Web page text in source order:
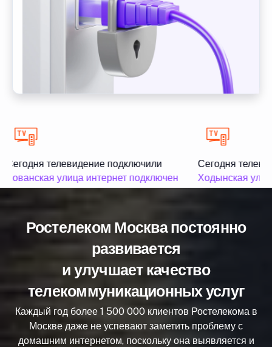
Сегодня телевидение подключили
Хованская улица интернет подключен
Сегодня
Ходынская
Ростелеком Москва постоянно
развивается
и улучшает качество
телекоммуникационных услуг
Каждый год более 1 500 000 клиентов Ростелекома в
Москве даже не успевают заметить проблему с
домашним интернетом, поскольку она выявляется и